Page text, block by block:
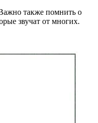
также помнить о
звучат от многих.